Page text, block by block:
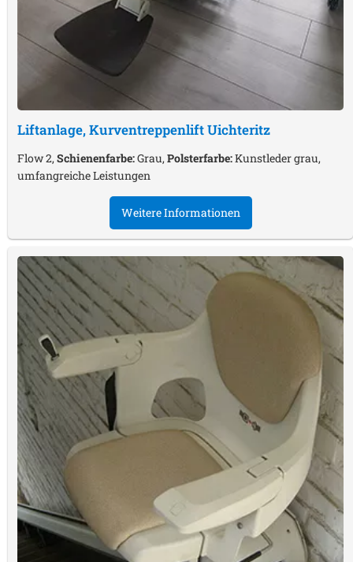
Liftanlage, KurventreppenliftUichteritz
Flow 2,Schienenfarbe:Grau,Polsterfarbe:Kunstleder grau,
umfangreiche Leistungen
Weitere Informationen